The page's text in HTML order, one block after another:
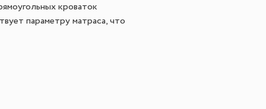
кроваток
параметру матраса, что